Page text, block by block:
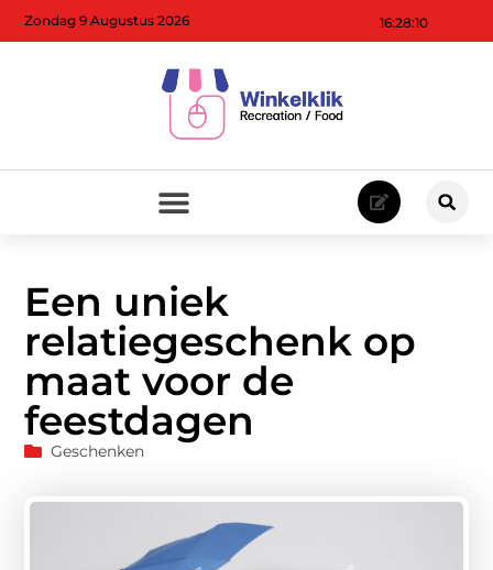
16:28:11
Zondag 9 Augustus 2026
Een uniek
relatiegeschenk op
maat voor de
feestdagen
Geschenken